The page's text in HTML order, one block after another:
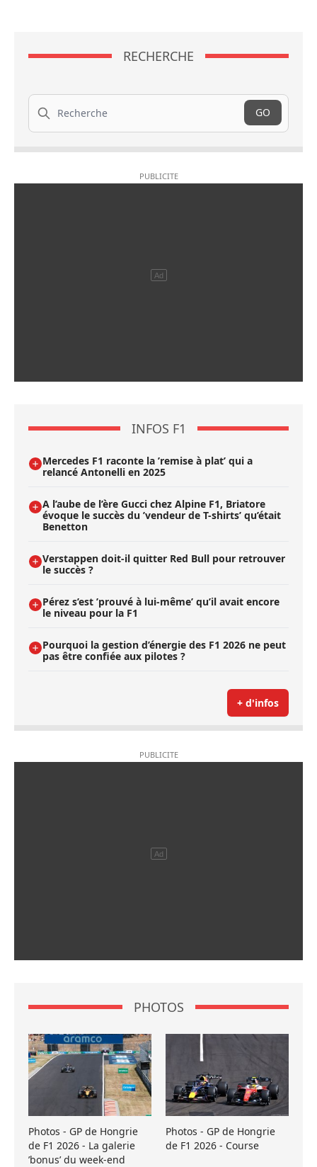
RECHERCHE
Recherche
GO
INFOS F1
Mercedes F1 raconte la ’remise à plat’ qui a
relancé Antonelli en 2025
A l’aube de l’ère Gucci chez Alpine F1, Briatore
évoque le succès du ’vendeur de T-shirts’ qu’était
Benetton
Verstappen doit-il quitter Red Bull pour retrouver
le succès ?
Pérez s’est ’prouvé à lui-même’ qu’il avait encore
le niveau pour la F1
Pourquoi la gestion d’énergie des F1 2026 ne peut
pas être confiée aux pilotes ?
+ d'infos
PHOTOS
Photos - GP de Hongrie
de F1 2026 - La galerie
’bonus’ du week-end
Photos - GP de Hongrie
de F1 2026 - Course